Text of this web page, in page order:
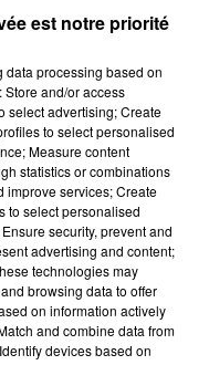
PREND UN
est notre priorité
data processing based on
and/or access
select advertising; Create
to select personalised
Measure content
statistics or combinations
improve services; Create
to select personalised
security, prevent and
advertising and content;
technologies may
browsing data to offer
on information actively
and combine data from
devices based on